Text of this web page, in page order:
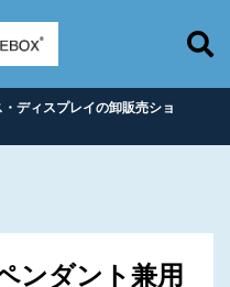
ディスプレイの卸販売ショ
ンダント兼用